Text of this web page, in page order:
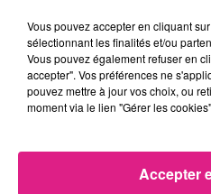
Lieu
Galaxie
Amnéville
Payant
Vous pouvez accepter en cliquant
sélectionnant les finalités et/ou
Vous pouvez également refuser en
accepter". Vos préférences ne
pouvez mettre à jour vos choix, ou
moment via le lien "Gérer les
Accepter